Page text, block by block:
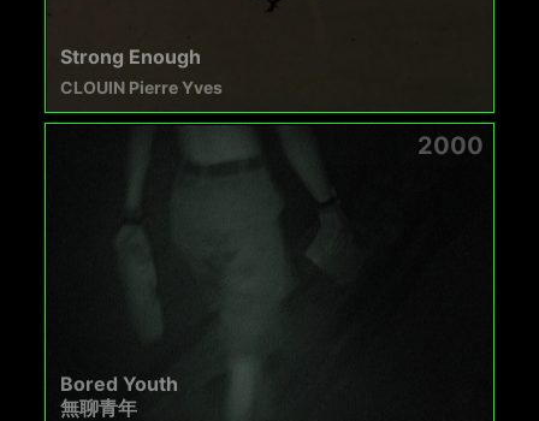
Strong Enough
CLOUIN Pierre Yves
2000
Bored Youth
無聊青年